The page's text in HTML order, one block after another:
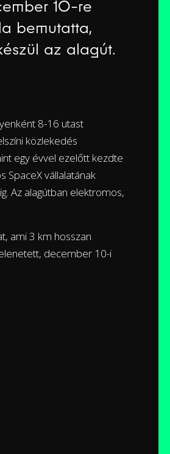
10-re
bemutatta,
az alagút.
8-16 utast
közlekedés
egy évvel ezelőtt kezdte
SpaceX vállalatának
Az alagútban elektromos,
ami 3 km hosszan
december 10-i